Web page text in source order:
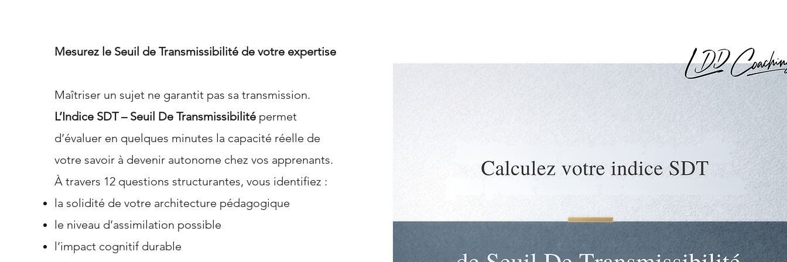
Mesurez le Seuil de Transmissibilité de votre expertise
Maîtriser un sujet ne garantit pas sa transmission.
L’Indice SDT – Seuil De Transmissibilitépermet
d’évaluer en quelques minutes la capacité réelle de
votre savoir à devenir autonome chez vos apprenants.
À travers 12 questions structurantes, vous identifiez :
la solidité de votre architecture pédagogique
le niveau d’assimilation possible
l’impact cognitif durable